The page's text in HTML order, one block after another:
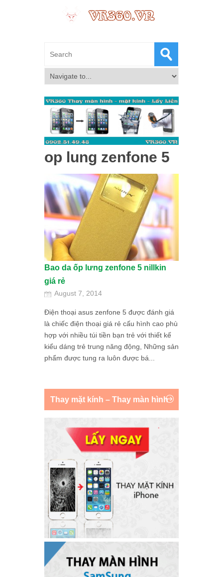
op lung zenfone 5
Bao da ốp lưng zenfone 5 nillkin
giá rẻ
August 7, 2014
Điện thoại asus zenfone 5 được đánh giá
là chiếc điện thoại giá rẻ cấu hình cao phù
hợp với nhiều túi tiền bạn trẻ với thiết kế
kiểu dáng trẻ trung năng động, Những sản
phẩm được tung ra luôn được bá...
Thay mặt kính – Thay màn hình